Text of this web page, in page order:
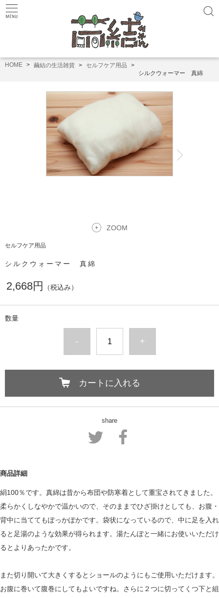
HOME 繭結の生活雑貨
セルフケア用品
シルクウォーマー 真綿
ZOOM
セルフケア用品
シルクウォーマー 真綿
2,668円 （税込み）
数量
- +
カートに入れる
share
商品詳細
絹100％です。真綿は昔から布団や防寒着として重宝されてきました。
柔らかくしなやかで温かいので、そのままでひざ掛けとしても、お腹・
背中に当ててもぽっかぽかです。袋状になっているので、中に足を入れ
ると足湯のような効果が得られます。湯たんぽと一緒にお使いいただけ
るとよりあったかです。
また切り開いて大きくするとショールのようにもご使用いただけます。
お腹に巻いて腹巻にしてもよいですね。さらに２つに切ってくつ下と組